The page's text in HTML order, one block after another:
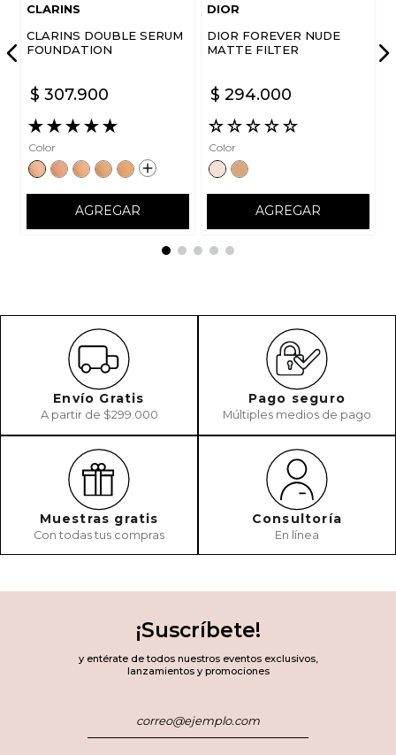
CLARINS
CLARINS DOUBLE SERUM
FOUNDATION
$ 307.900
★★★★★
Color
AGREGAR
DIOR
DIOR FOREVER NUDE
MATTE FILTER
$ 294.000
☆☆☆☆☆
Color
AGREGAR
Envío Gratis
A partir de $299.000
Pago seguro
Múltiples medios de pago
Muestras gratis
Con todas tus compras
Consultoría
En línea
¡Suscríbete!
y entérate de todos nuestros eventos exclusivos,
lanzamientos y promociones